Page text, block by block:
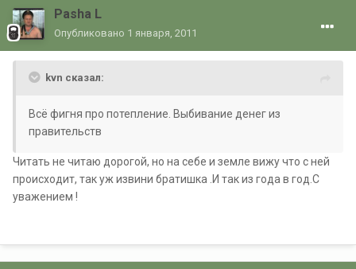
Pasha L
Опубликовано 1 января, 2011
kvn сказал:
Всё фигня про потепление. Выбивание денег из
правительств
Читать не читаю дорогой, но на себе и земле вижу что с ней
происходит, так уж извини братишка .И так из года в год.С
уважением !